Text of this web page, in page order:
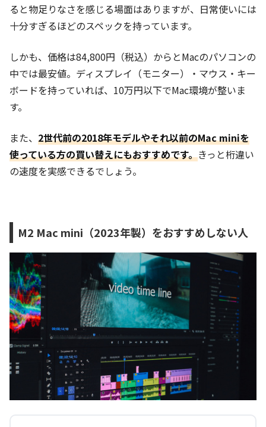
ると物足りなさを感じる場面はありますが、日常使いには
十分すぎるほどのスペックを持っています。
しかも、価格は84,800円（税込）からとMacのパソコンの
中では最安値。ディスプレイ（モニター）・マウス・キー
ボードを持っていれば、10万円以下でMac環境が整いま
す。
また、 2世代前の2018年モデルやそれ以前のMac miniを
使っている方の買い替えにもおすすめです。きっと桁違い
の速度を実感できるでしょう。
M2 Mac mini（2023年製）をおすすめしない人